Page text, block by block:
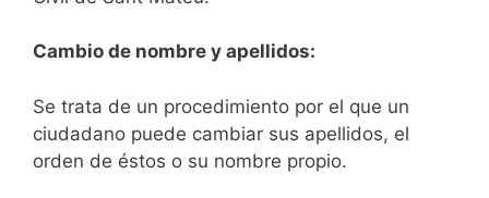
Cambio de nombre y apellidos:
Se trata de un procedimiento por el que un
ciudadano puede cambiar sus apellidos, el
orden de éstos o su nombre propio.